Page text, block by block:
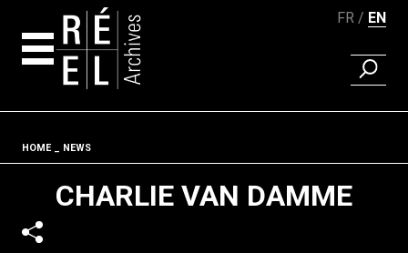
FR EN
FIND A
Fil d'ariane
HOME NEWS
CHARLIE VAN DAMME